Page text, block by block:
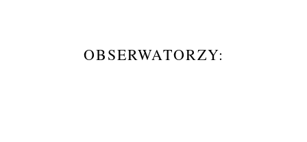
OBSERWATORZY: